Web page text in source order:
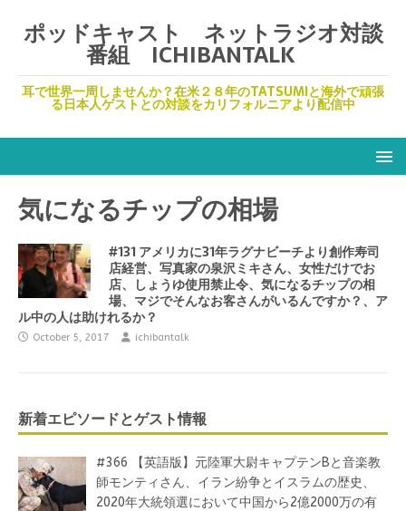
ポッドキャスト ネットラジオ対談
番組 ICHIBANTALK
耳で世界一周しませんか？在米２８年のTATSUMIと海外で頑張
る日本人ゲストとの対談をカリフォルニアより配信中
気になるチップの相場
#131 アメリカに31年ラグナビーチより創作寿司
店経営、写真家の泉沢ミキさん、女性だけでお
店、しょうゆ使用禁止令、気になるチップの相
場、マジでそんなお客さんがいるんですか？、ア
ル中の人は助けれるか？
October 5, 2017 ichibantalk
新着エピソードとゲスト情報
#366 【英語版】元陸軍大尉キャプテンBと音楽教
師モンティさん、イラン紛争とイスラムの歴史、
2020年大統領選において中国から2億2000万の有